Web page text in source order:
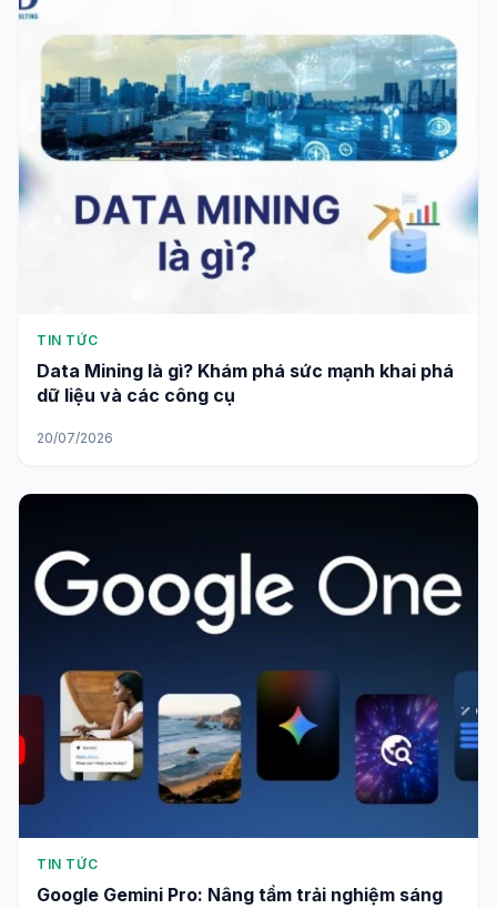
TIN TỨC
Data Mining là gì? Khám phá sức mạnh khai phá
dữ liệu và các công cụ
20/07/2026
TIN TỨC
Google Gemini Pro: Nâng tầm trải nghiệm sáng